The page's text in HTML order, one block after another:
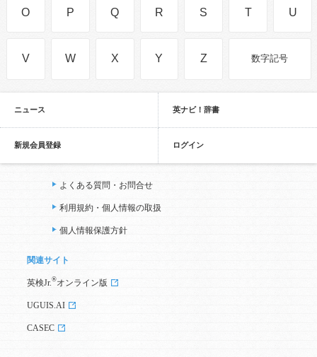
O P Q R S T U
V W X Y Z 数字記号
ニュース 英ナビ！辞書
新規会員登録 ログイン
よくある質問・お問合せ
利用規約・個人情報の取扱
個人情報保護方針
関連サイト
英検Jr. ®オンライン版
UGUIS.AI
CASEC